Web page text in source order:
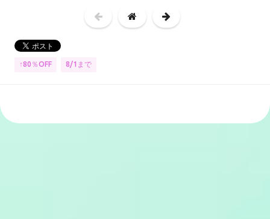
↑80％OFF 8/1まで